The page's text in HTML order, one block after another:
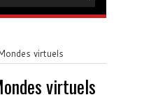
virtuels
virtuels